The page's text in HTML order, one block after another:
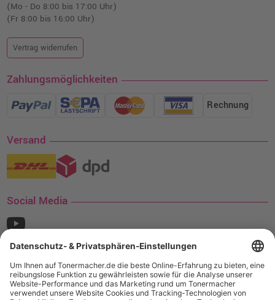
(Mo - Do 8:00 bis 17:00 Uhr)
(Fr 8:00 bis 16:00 Uhr)
Vertrag widerrufen
Zahlungsmöglichkeiten
Rechnung
Versand
Social Media
¹ Nur gültig für den Versand innerhalb Deutschlands. Befindet sich ein Warenwert
von mindestens 35€ (inkl. Mwst.) an Ampertec Artikeln in Ihrem Warenkorb, ist der
Versand für Sie kostenfrei.